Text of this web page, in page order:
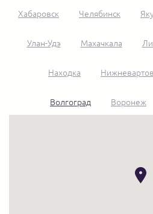
Хабаровск Челябинск
Улан-Удэ Махачкала
Находка
Волгоград Воронеж